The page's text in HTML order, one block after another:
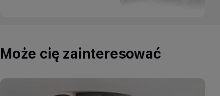
Może cię zainteresować